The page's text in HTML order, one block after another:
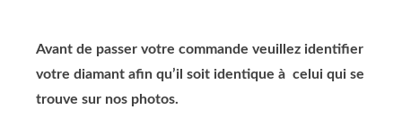
Avant de passer votre commande veuillez identifier
votre diamant afin qu’il soit identique à celui qui se
trouve sur nos photos.